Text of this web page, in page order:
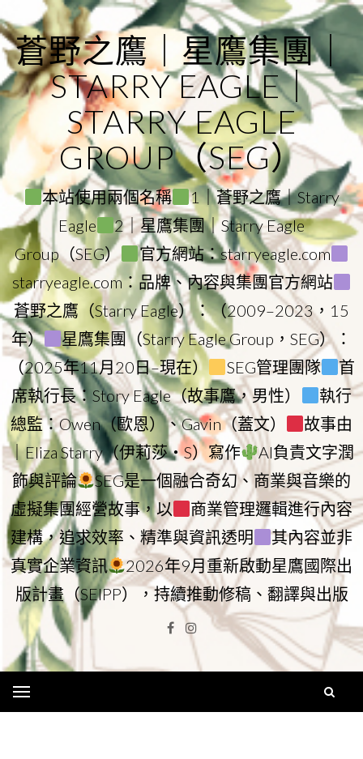
to
content
蒼野之鷹｜星鷹集團｜
STARRY EAGLE｜
STARRY EAGLE
GROUP（SEG）
本站使用兩個名稱
1｜蒼野之鷹｜Starry
Eagle
2｜星鷹集團｜Starry Eagle
Group（SEG）
官方網站：starryeagle.com
starryeagle.com：品牌、內容與集團官方網站
蒼野之鷹（Starry Eagle）：（2009–2023，15
年）
星鷹集團（Starry Eagle Group，SEG）：
（2025年11月20日–現在）
SEG管理團隊
首
席執行長：Story Eagle（故事鷹，男性）
執行
總監：Owen（歐恩）、Gavin（蓋文）
故事由
｜Eliza Starry（伊莉莎・S）寫作
AI負責文字潤
飾與評論
SEG是一個融合奇幻、商業與音樂的
虛擬集團經營故事，以
商業管理邏輯進行內容
建構，追求效率、精準與資訊透明
其內容並非
真實企業資訊
2026年9月重新啟動星鷹國際出
版計畫（SEIPP），持續推動修稿、翻譯與出版
Facebook
Instagram